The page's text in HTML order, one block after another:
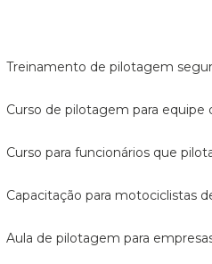
treinamento de pilotagem
curso de pilotagem para equipe
curso para funcionários que
capacitação para motociclistas
aula de pilotagem para